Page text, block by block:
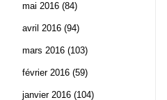
mai 2016 (84)
avril 2016 (94)
mars 2016 (103)
février 2016 (59)
janvier 2016 (104)